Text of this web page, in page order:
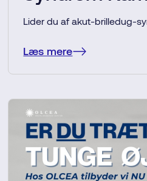
Lider du af akut-brilledug-
Læs mere